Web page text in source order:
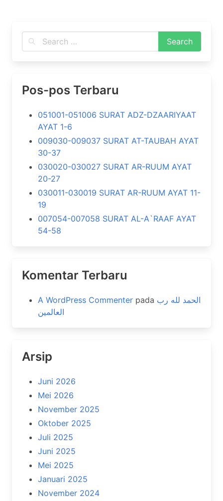
Pos-pos Terbaru
051001-051006 SURAT ADZ-DZAARIYAAT
AYAT 1-6
009030-009037 SURAT AT-TAUBAH AYAT
30-37
030020-030027 SURAT AR-RUUM AYAT
20-27
030011-030019 SURAT AR-RUUM AYAT 11-
19
007054-007058 SURAT AL-A`RAAF AYAT
54-58
Komentar Terbaru
A WordPress Commenter pada الحمد لله رب
العالمين
Arsip
Juni 2026
Mei 2026
November 2025
Oktober 2025
Juli 2025
Juni 2025
Mei 2025
Januari 2025
November 2024